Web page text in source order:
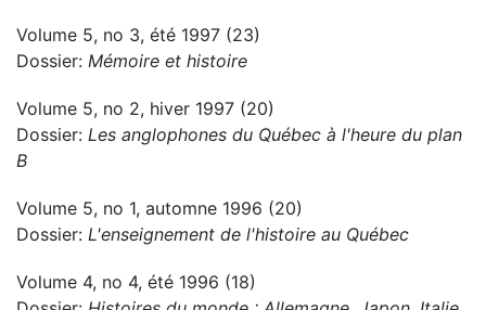
Volume 5, no 3, été 1997 (23)
Dossier: Mémoire et histoire
Volume 5, no 2, hiver 1997 (20)
Dossier: Les anglophones du Québec à l'heure du plan
B
Volume 5, no 1, automne 1996 (20)
Dossier: L'enseignement de l'histoire au Québec
Volume 4, no 4, été 1996 (18)